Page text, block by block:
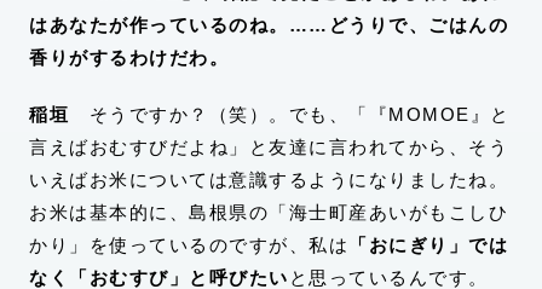
はあなたが作っているのね。……どうりで、ごはんの
香りがするわけだわ。
稲垣 そうですか？（笑）。でも、「『MOMOE』と
言えばおむすびだよね」と友達に言われてから、そう
いえばお米については意識するようになりましたね。
お米は基本的に、島根県の「海士町産あいがもこしひ
かり」を使っているのですが、私は
「おにぎり」では
なく「おむすび」と呼びたい と思っているんです。